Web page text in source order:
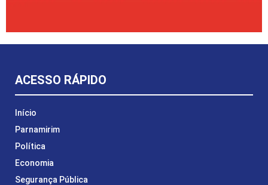
ACESSO RÁPIDO
Início
Parnamirim
Política
Economia
Segurança Pública